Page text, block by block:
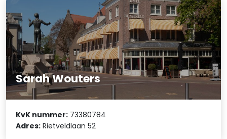
Sarah Wouters
KvK nummer: 73380784
Adres: Rietveldlaan 52